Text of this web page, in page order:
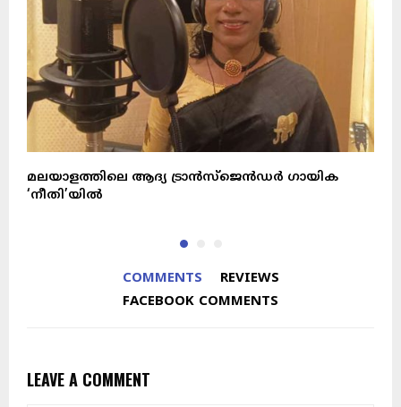
മലയാളത്തിലെ ആദ്യ ട്രാൻസ്ജെൻഡർ ഗായിക
‘നീതി’യിൽ
COMMENTS
REVIEWS
FACEBOOK COMMENTS
LEAVE A COMMENT